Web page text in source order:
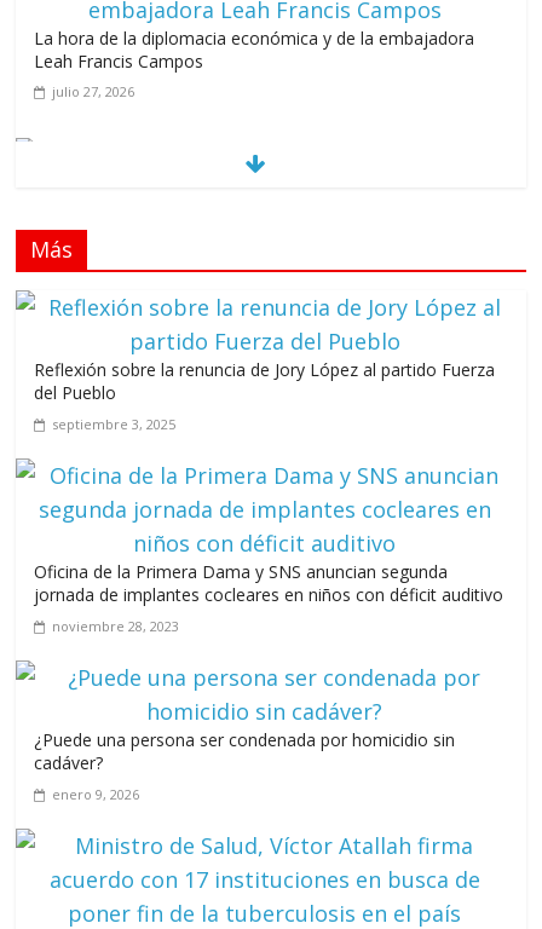
La hora de la diplomacia económica y de la embajadora
Leah Francis Campos
julio 27, 2026
Llevar los Juegos XXV Juegos Centroamericanos
y del Caribe a las plazas y parques del país
Leonel Fernández y la última oportunidad de los políticos de
carrera
agosto 3, 2026
Más
Reflexión sobre la renuncia de Jory López al partido Fuerza
del Pueblo
septiembre 3, 2025
Oficina de la Primera Dama y SNS anuncian segunda
jornada de implantes cocleares en niños con déficit auditivo
noviembre 28, 2023
¿Puede una persona ser condenada por homicidio sin
cadáver?
enero 9, 2026